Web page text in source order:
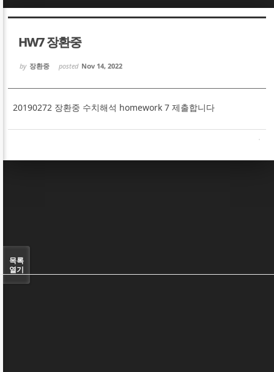
HW7 장환중
by 장환중 posted Nov 14, 2022
20190272 장환중 수치해석 homework 7 제출합니다
목록
열기
Sketchbook5, 스케치북5
Sketchbook5, 스케치북5
Sketchbook5, 스케치북5
Sketchbook5, 스케치북5